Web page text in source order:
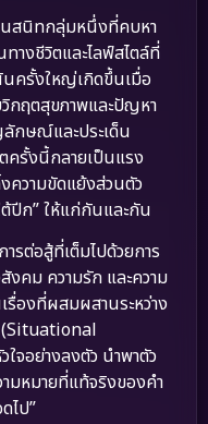
นสนิทกลุ่มหนึ่งที่คบหา
างชีวิตและไลฟ์สไตล์ที่
ครั้งใหญ่เกิดขึ้นเมื่อ
กฤตสุขภาพและปัญหา
กษณ์และประเด็น
รั้งนี้กลายเป็นแรง
ความขัดแย้งส่วนตัว
ปีก” ให้แก่กันและกัน
รต่อสู้ที่เต็มไปด้วยการ
งคม ความรัก และความ
องที่ผสมผสานระหว่าง
(Situational
จอย่างลงตัว นำพาตัว
มหมายที่แท้จริงของคำ
ไป”